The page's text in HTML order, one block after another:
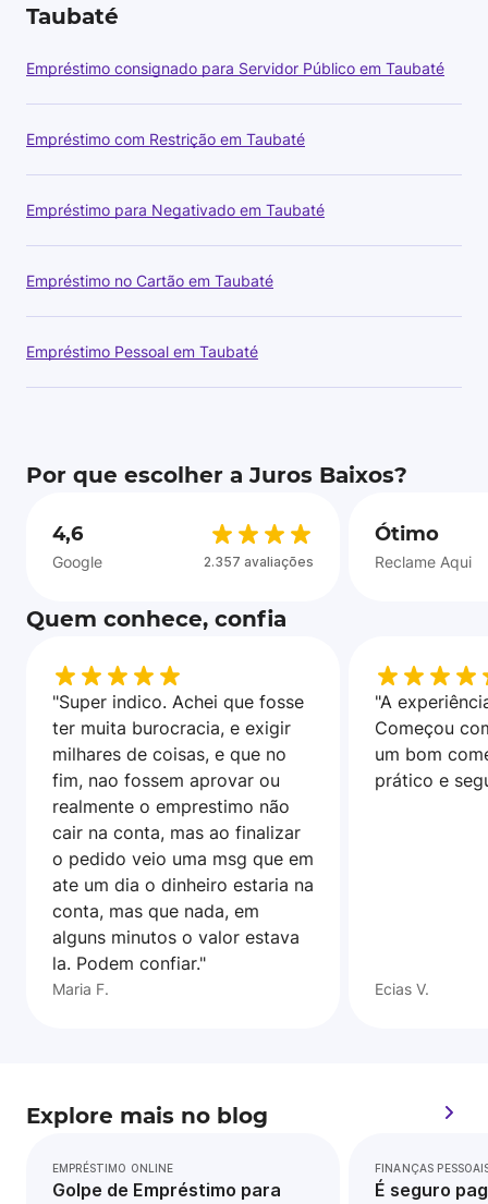
Taubaté
Empréstimo consignado para Servidor Público em Taubaté
Empréstimo com Restrição em Taubaté
Empréstimo para Negativado em Taubaté
Empréstimo no Cartão em Taubaté
Empréstimo Pessoal em Taubaté
Por que escolher a Juros Baixos?
4,6
Google 2.357 avaliações
Ótimo
Reclame Aqui
Quem conhece, confia
"Super indico. Achei que fosse
ter muita burocracia, e exigir
milhares de coisas, e que no
fim, nao fossem aprovar ou
realmente o emprestimo não
cair na conta, mas ao finalizar
o pedido veio uma msg que em
ate um dia o dinheiro estaria na
conta, mas que nada, em
alguns minutos o valor estava
la. Podem confiar."
Maria F.
"A
Começou
um bom
prático e
Ecias V.
Explore mais no blog
EMPRÉSTIMO ONLINE
Golpe de Empréstimo para
FINANÇAS
É seguro